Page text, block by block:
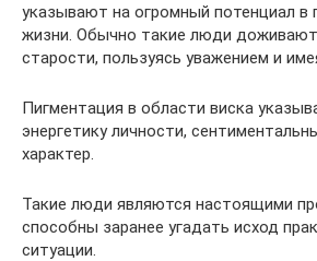
указывают на огромный потенциал в
жизни. Обычно такие люди
старости, пользуясь уважением и
Пигментация в области виска
энергетику личности,
характер.
Такие люди являются настоящими
способны заранее угадать исход
ситуации.